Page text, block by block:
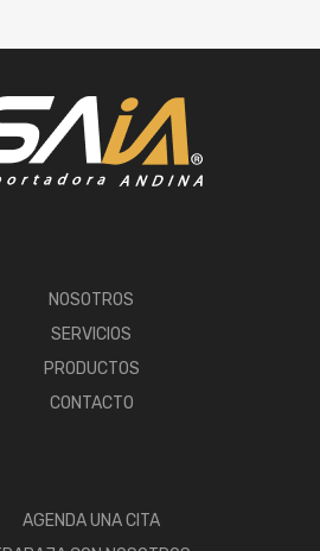
NOSOTROS
SERVICIOS
PRODUCTOS
CONTACTO
AGENDA UNA CITA